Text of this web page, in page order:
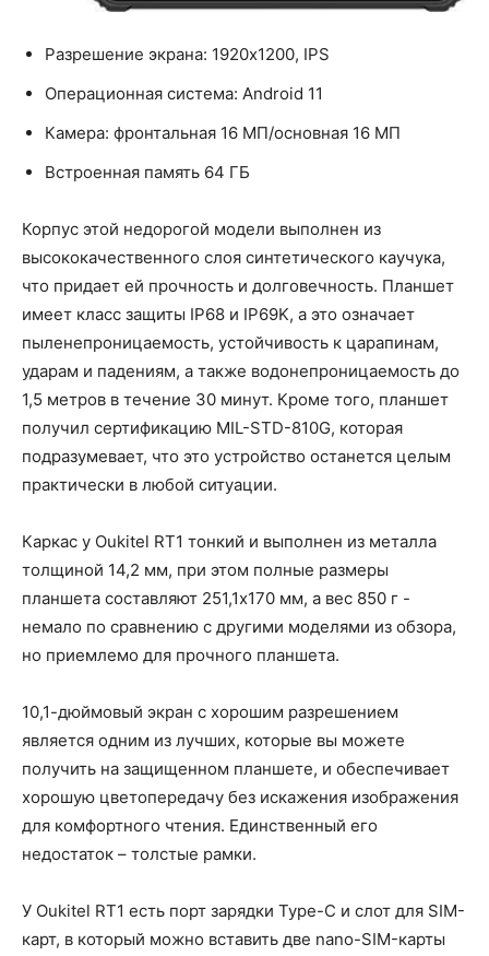
Разрешение экрана: 1920x1200, IPS
Операционная система: Android 11
Камера: фронтальная 16 МП/основная 16 МП
Встроенная память 64 ГБ
Корпус этой недорогой модели выполнен из
высококачественного слоя синтетического каучука,
что придает ей прочность и долговечность. Планшет
имеет класс защиты IP68 и IP69K, а это означает
пыленепроницаемость, устойчивость к царапинам,
ударам и падениям, а также водонепроницаемость до
1,5 метров в течение 30 минут. Кроме того, планшет
получил сертификацию MIL-STD-810G, которая
подразумевает, что это устройство останется целым
практически в любой ситуации.
Каркас у Oukitel RT1 тонкий и выполнен из металла
толщиной 14,2 мм, при этом полные размеры
планшета составляют 251,1х170 мм, а вес 850 г -
немало по сравнению с другими моделями из обзора,
но приемлемо для прочного планшета.
10,1-дюймовый экран с хорошим разрешением
является одним из лучших, которые вы можете
получить на защищенном планшете, и обеспечивает
хорошую цветопередачу без искажения изображения
для комфортного чтения. Единственный его
недостаток – толстые рамки.
У Oukitel RT1 есть порт зарядки Type-C и слот для SIM-
карт, в который можно вставить две nano-SIM-карты